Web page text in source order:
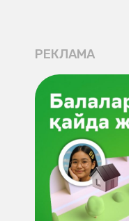
РЕКЛАМА